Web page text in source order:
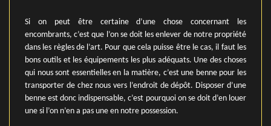
Si on peut être certaine d’une chose concernant les
encombrants, c’est que l’on se doit les enlever de notre propriété
dans les règles de l’art. Pour que cela puisse être le cas, il faut les
bons outils et les équipements les plus adéquats. Une des choses
qui nous sont essentielles en la matière, c’est une benne pour les
transporter de chez nous vers l’endroit de dépôt. Disposer d’une
benne est donc indispensable, c’est pourquoi on se doit d’en louer
une si l’on n’en a pas une en notre possession.